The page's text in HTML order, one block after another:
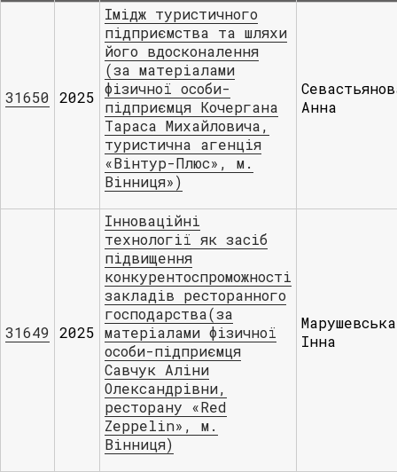
31650 2025
Імідж туристичного
підприємства та шляхи
його вдосконалення
(за матеріалами
фізичної особи-
підприємця Кочергана
Тараса Михайловича,
туристична агенція
«Вінтур-Плюс», м.
Вінниця»)
Анна
31649 2025
Інноваційні
технології як засіб
підвищення
конкурентоспроможності
закладів ресторанного
господарства(за
матеріалами фізичної
особи-підприємця
Савчук Аліни
Олександрівни,
ресторану «Red
Zeppelin», м.
Вінниця)
Марушевська
Інна